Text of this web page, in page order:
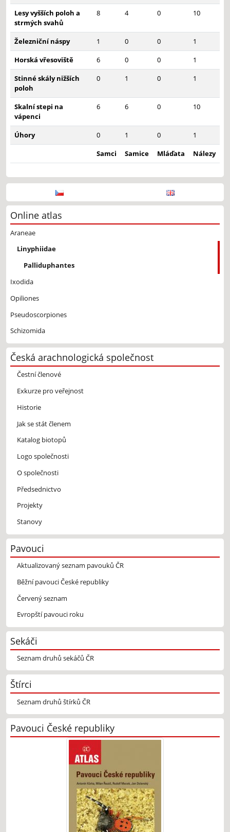
Lesy vyšších poloh a
strmých svahů
8 4 0 10
Železniční náspy 1 0 0
1
Horská vřesoviště
6 0 0
1
Stinné skály nižších
poloh
0 1 0 1
Skalní stepi na
vápenci
6 6 0 10
Úhory 0 1 0
1
Samci
Samice Mláďata Nálezy
Online atlas
Araneae
Linyphiidae
Palliduphantes
Ixodida
Opiliones
Pseudoscorpiones
Schizomida
Česká arachnologická společnost
Čestní členové
Exkurze pro veřejnost
Historie
Jak se stát členem
Katalog biotopů
Logo společnosti
O společnosti
Předsednictvo
Projekty
Stanovy
Pavouci
Aktualizovaný seznam pavouků ČR
Běžní pavouci České republiky
Červený seznam
Evropští pavouci roku
Sekáči
Seznam druhů sekáčů ČR
Štírci
Seznam druhů štírků ČR
Pavouci České republiky